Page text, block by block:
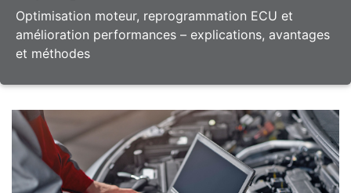
Optimisation moteur, reprogrammation ECU et
amélioration performances – explications, avantages
et méthodes